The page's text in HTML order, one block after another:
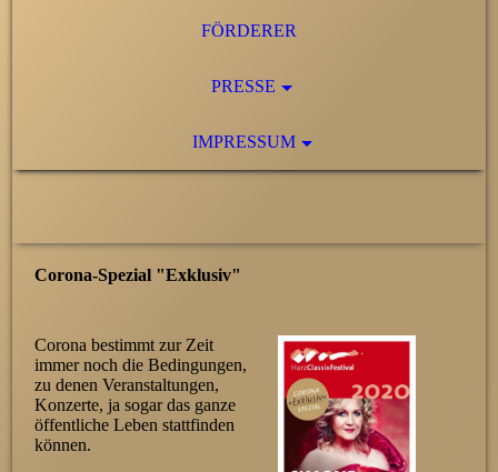
FÖRDERER
PRESSE
IMPRESSUM
Corona-Spezial "Exklusiv"
Corona bestimmt zur Zeit
immer noch die Bedingungen,
zu denen Veranstaltungen,
Konzerte, ja sogar das ganze
öffentliche Leben stattfinden
können.